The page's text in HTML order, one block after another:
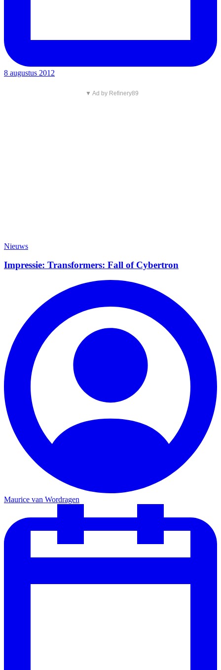
8 augustus 2012
▼ Ad by Refinery89
Nieuws
Impressie: Transformers: Fall of Cybertron
Maurice van Wordragen